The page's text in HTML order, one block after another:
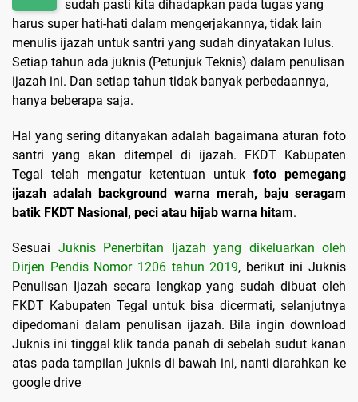
sudah pasti kita dihadapkan pada tugas yang
harus super hati-hati dalam mengerjakannya, tidak lain
menulis ijazah untuk santri yang sudah dinyatakan lulus.
Setiap tahun ada juknis (Petunjuk Teknis) dalam penulisan
ijazah ini. Dan setiap tahun tidak banyak perbedaannya,
hanya beberapa saja.
Hal yang sering ditanyakan adalah bagaimana aturan foto
santri yang akan ditempel di ijazah. FKDT Kabupaten
Tegal telah mengatur ketentuan untuk foto pemegang
ijazah adalah background warna merah, baju seragam
batik FKDT Nasional, peci atau hijab warna hitam.
Sesuai Juknis Penerbitan Ijazah yang dikeluarkan oleh
Dirjen Pendis Nomor 1206 tahun 2019, berikut ini Juknis
Penulisan Ijazah secara lengkap yang sudah dibuat oleh
FKDT Kabupaten Tegal untuk bisa dicermati, selanjutnya
dipedomani dalam penulisan ijazah. Bila ingin download
Juknis ini tinggal klik tanda panah di sebelah sudut kanan
atas pada tampilan juknis di bawah ini, nanti diarahkan ke
google drive